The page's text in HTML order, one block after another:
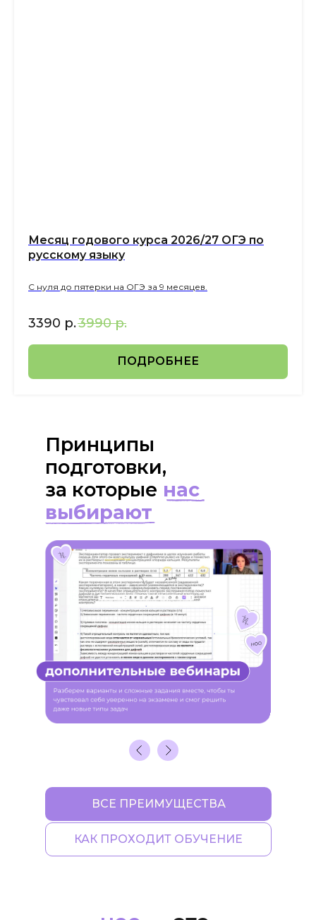
Месяц годового курса 2026/27 ОГЭ по
русскому языку
С нуля до пятерки на ОГЭ за 9 месяцев.
3390 р.3990 р.
ПОДРОБНЕЕ
ВСЕ ПРЕИМУЩЕСТВА
КАК ПРОХОДИТ ОБУЧЕНИЕ
Принципы
подготовки,
за которые нас
выбирают